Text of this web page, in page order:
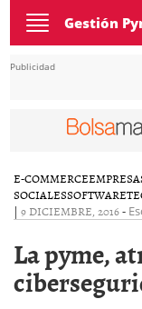
Toggle
navigation
Gestión
Publicidad
E-COMMERCE
SOCIALESSOFTWARE
| 9 DICIEMBRE, 2016-
La pyme,